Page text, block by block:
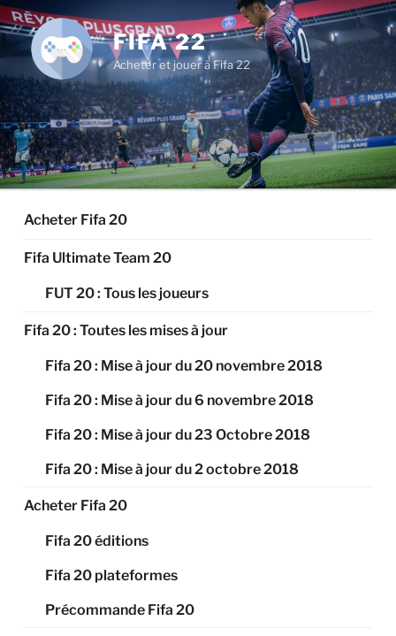
Aller
au
contenu
principal
FIFA 22
Acheter et jouer à Fifa 22
Acheter Fifa 20
Fifa Ultimate Team 20
FUT 20 : Tous les joueurs
Fifa 20 : Toutes les mises à jour
Fifa 20 : Mise à jour du 20 novembre 2018
Fifa 20 : Mise à jour du 6 novembre 2018
Fifa 20 : Mise à jour du 23 Octobre 2018
Fifa 20 : Mise à jour du 2 octobre 2018
Acheter Fifa 20
Fifa 20 éditions
Fifa 20 plateformes
Précommande Fifa 20